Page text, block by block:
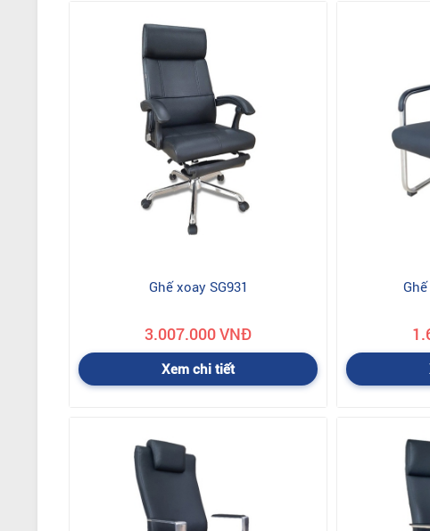
- Với những sản phẩm không lỗi:
Khi đã giao hàng mà
hộp, nguyên đai nguyên kiện. Mọi chi phí phát sinh như: phí
Ghế xoay SG931
3.007.000 VNĐ
Xem chi tiết